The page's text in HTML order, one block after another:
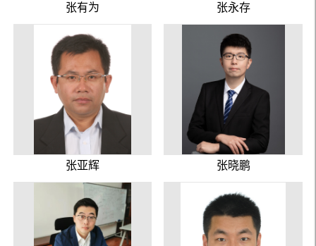
张有为 张永存
张亚辉 张晓鹏